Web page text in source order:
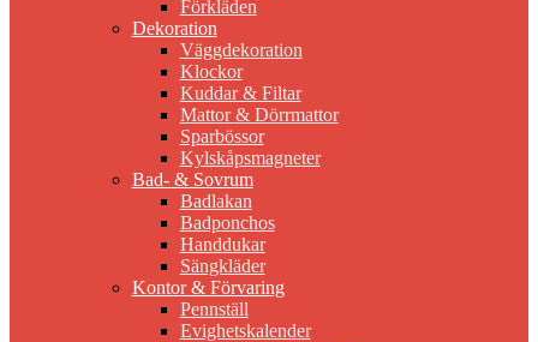
Förkläden
Dekoration
Väggdekoration
Klockor
Kuddar & Filtar
Mattor & Dörrmattor
Sparbössor
Kylskåpsmagneter
Bad- & Sovrum
Badlakan
Badponchos
Handdukar
Sängkläder
Kontor & Förvaring
Pennställ
Evighetskalender